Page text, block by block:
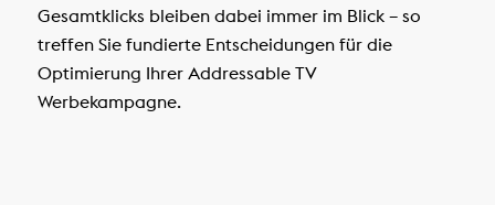
Gesamtklicks bleiben dabei immer im Blick – so
treffen Sie fundierte Entscheidungen für die
Optimierung Ihrer Addressable TV
Werbekampagne.